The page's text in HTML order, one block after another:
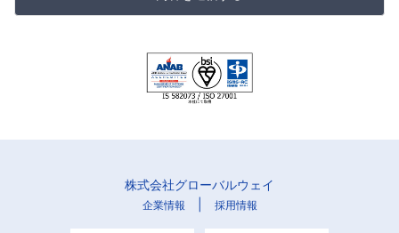
株式会社グローバルウェイ
企業情報 採用情報